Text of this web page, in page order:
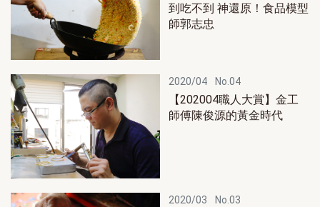
到吃不到 神還原！食品模型
師郭志忠
2020/04 No.04
【202004職人大賞】金工
師傅陳俊源的黃金時代
2020/03 No.03